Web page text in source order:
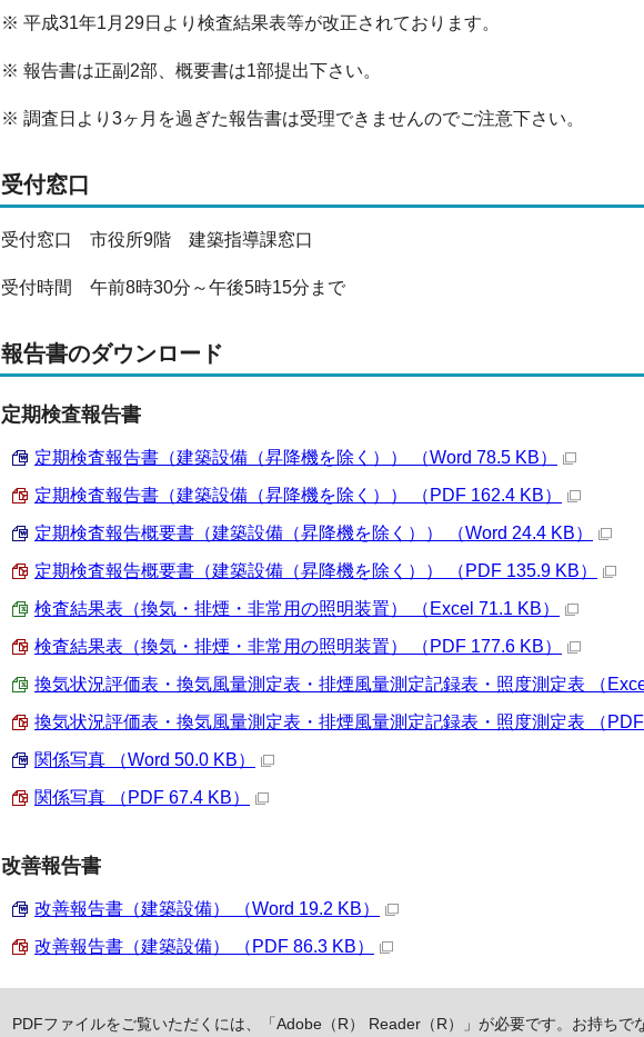
※ 平成31年1月29日より検査結果表等が改正されております。
※ 報告書は正副2部、概要書は1部提出下さい。
※ 調査日より3ヶ月を過ぎた報告書は受理できませんのでご注意下さい。
受付窓口
受付窓口 市役所9階 建築指導課窓口
受付時間 午前8時30分～午後5時15分まで
報告書のダウンロード
定期検査報告書
定期検査報告書（建築設備（昇降機を除く）） （Word 78.5 KB）
定期検査報告書（建築設備（昇降機を除く）） （PDF 162.4 KB）
定期検査報告概要書（建築設備（昇降機を除く）） （Word 24.4 KB）
定期検査報告概要書（建築設備（昇降機を除く）） （PDF 135.9 KB）
検査結果表（換気・排煙・非常用の照明装置） （Excel 71.1 KB）
検査結果表（換気・排煙・非常用の照明装置） （PDF 177.6 KB）
換気状況評価表・換気風量測定表・排煙風量測定記録表・照度測定表 （
換気状況評価表・換気風量測定表・排煙風量測定記録表・照度測定表 （PDF
関係写真 （Word 50.0 KB）
関係写真 （PDF 67.4 KB）
改善報告書
改善報告書（建築設備） （Word 19.2 KB）
改善報告書（建築設備） （PDF 86.3 KB）
PDFファイルをご覧いただくには、「Adobe（R） Reader（R）」が必要です。お持ちで